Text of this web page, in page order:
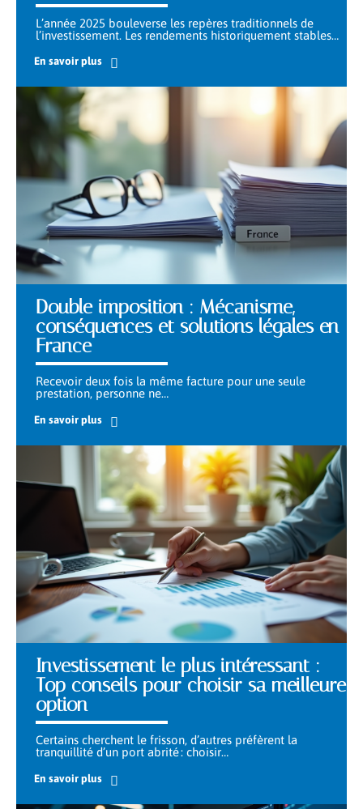
L’année 2025 bouleverse les repères traditionnels de
l’investissement. Les rendements historiquement stables…
En savoir plus
Double imposition : Mécanisme,
conséquences et solutions légales en
France
Recevoir deux fois la même facture pour une seule
prestation, personne ne…
En savoir plus
Investissement le plus intéressant :
Top conseils pour choisir sa meilleure
option
Certains cherchent le frisson, d’autres préfèrent la
tranquillité d’un port abrité : choisir…
En savoir plus